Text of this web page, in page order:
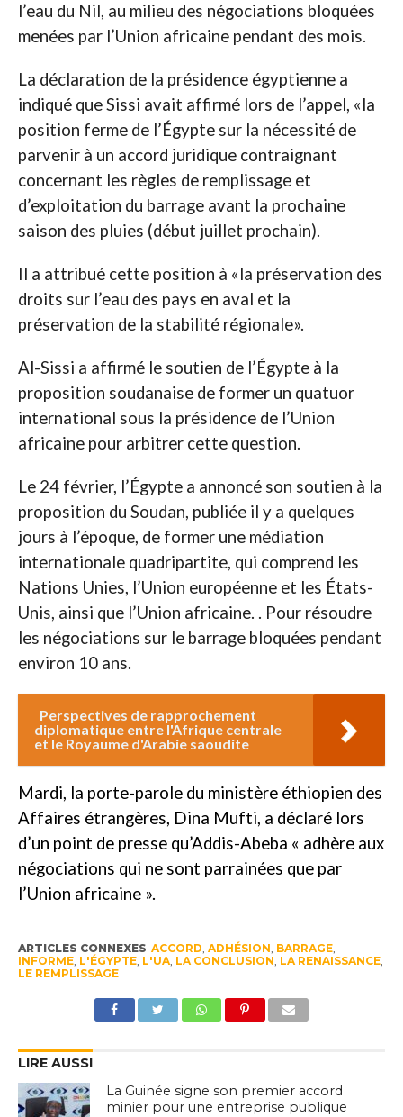
l’eau du Nil, au milieu des négociations bloquées
menées par l’Union africaine pendant des mois.
La déclaration de la présidence égyptienne a
indiqué que Sissi avait affirmé lors de l’appel, «la
position ferme de l’Égypte sur la nécessité de
parvenir à un accord juridique contraignant
concernant les règles de remplissage et
d’exploitation du barrage avant la prochaine
saison des pluies (début juillet prochain).
Il a attribué cette position à «la préservation des
droits sur l’eau des pays en aval et la
préservation de la stabilité régionale».
Al-Sissi a affirmé le soutien de l’Égypte à la
proposition soudanaise de former un quatuor
international sous la présidence de l’Union
africaine pour arbitrer cette question.
Le 24 février, l’Égypte a annoncé son soutien à la
proposition du Soudan, publiée il y a quelques
jours à l’époque, de former une médiation
internationale quadripartite, qui comprend les
Nations Unies, l’Union européenne et les États-
Unis, ainsi que l’Union africaine. . Pour résoudre
les négociations sur le barrage bloquées pendant
environ 10 ans.
Perspectives de rapprochement
diplomatique entre l'Afrique centrale
et le Royaume d'Arabie saoudite
Mardi, la porte-parole du ministère éthiopien des
Affaires étrangères, Dina Mufti, a déclaré lors
d’un point de presse qu’Addis-Abeba « adhère aux
négociations qui ne sont parrainées que par
l’Union africaine ».
ARTICLES CONNEXES ACCORD, ADHÉSION, BARRAGE,
INFORME, L'ÉGYPTE, L'UA, LA CONCLUSION, LA RENAISSANCE,
LE REMPLISSAGE
LIRE AUSSI
La Guinée signe son premier accord
minier pour une entreprise publique